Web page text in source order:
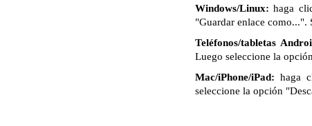
Windows/Linux: haga
"Guardar enlace
Teléfonos/tabletas
Luego seleccione la
Mac/iPhone/iPad: haga
seleccione la opción